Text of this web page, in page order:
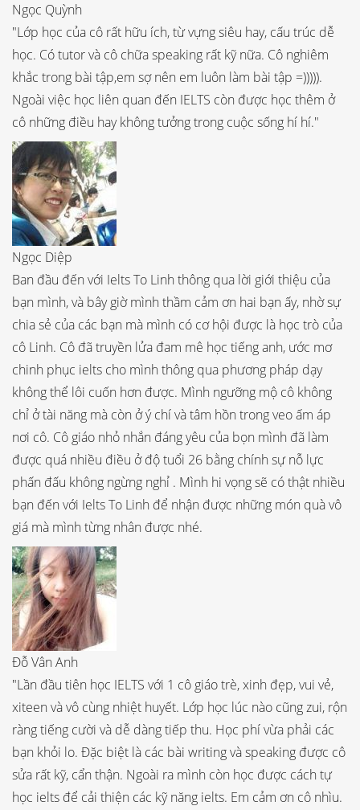
Ngọc Quỳnh
"Lớp học của cô rất hữu ích, từ vựng siêu hay, cấu trúc dễ
học. Có tutor và cô chữa speaking rất kỹ nữa. Cô nghiêm
khắc trong bài tập,em sợ nên em luôn làm bài tập =))))).
Ngoài việc học liên quan đến IELTS còn được học thêm ở
cô những điều hay không tưởng trong cuộc sống hí hí."
Ngọc Diệp
Ban đầu đến với Ielts To Linh thông qua lời giới thiệu của
bạn mình, và bây giờ mình thầm cảm ơn hai bạn ấy, nhờ sự
chia sẻ của các bạn mà mình có cơ hội được là học trò của
cô Linh. Cô đã truyền lửa đam mê học tiếng anh, ước mơ
chinh phục ielts cho mình thông qua phương pháp dạy
không thể lôi cuốn hơn được. Mình ngưỡng mộ cô không
chỉ ở tài năng mà còn ở ý chí và tâm hồn trong veo ấm áp
nơi cô. Cô giáo nhỏ nhắn đáng yêu của bọn mình đã làm
được quá nhiều điều ở độ tuổi 26 bằng chính sự nỗ lực
phấn đấu không ngừng nghỉ . Mình hi vọng sẽ có thật nhiều
bạn đến với Ielts To Linh để nhận được những món quà vô
giá mà mình từng nhân được nhé.
Đỗ Vân Anh
"Lần đầu tiên học IELTS với 1 cô giáo trè, xinh đẹp, vui vẻ,
xiteen và vô cùng nhiệt huyết. Lớp học lúc nào cũng zui, rộn
ràng tiếng cười và dễ dàng tiếp thu. Học phí vừa phải các
bạn khỏi lo. Đặc biệt là các bài writing và speaking được cô
sửa rất kỹ, cẩn thận. Ngoài ra mình còn học được cách tự
học ielts để cải thiện các kỹ năng ielts. Em cảm ơn cô nhìu.